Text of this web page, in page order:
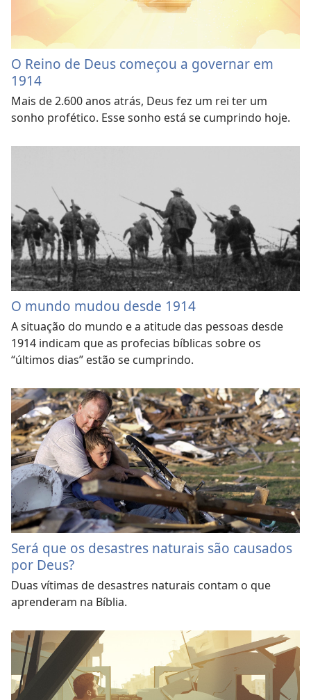
O Reino de Deus começou a governar em
1914
Mais de 2.600 anos atrás, Deus fez um rei ter um
sonho profético. Esse sonho está se cumprindo hoje.
O mundo mudou desde 1914
A situação do mundo e a atitude das pessoas desde
1914 indicam que as profecias bíblicas sobre os
“últimos dias” estão se cumprindo.
Será que os desastres naturais são causados
por Deus?
Duas vítimas de desastres naturais contam o que
aprenderam na Bíblia.